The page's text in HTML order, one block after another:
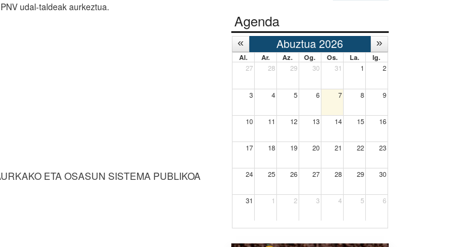
udal-taldeak aurkeztua.
ETA OSASUN SISTEMA PUBLIKOA
Agenda
Abuztua 2026
Al. Ar. Az. Og. Os. La. Ig.
27 28 29 30 31 1 2
3 4 5 6 7 8 9
10 11 12 13 14 15 16
17 18 19 20 21 22 23
24 25 26 27 28 29 30
31 1 2 3 4 5 6